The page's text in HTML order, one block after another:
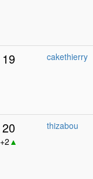
19 cakethierry
20
+2 ▲
thizabou